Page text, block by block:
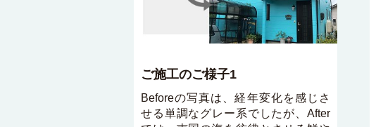
ご施工のご様子1
Beforeの写真は、経年変化を感じさ
せる単調なグレー系でしたが、After